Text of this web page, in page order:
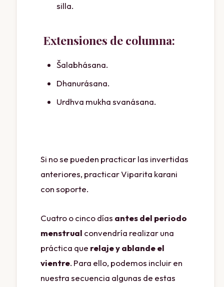
silla.
Extensiones de columna:
Šalabhásana.
Dhanurásana.
Urdhva mukha svanásana.
Si no se pueden practicar las invertidas
anteriores, practicar Viparita karani
con soporte.
Cuatro o cinco días antes del periodo
menstrual convendría realizar una
práctica que relaje y ablande el
vientre. Para ello, podemos incluir en
nuestra secuencia algunas de estas